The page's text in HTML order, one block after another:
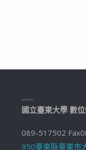
國立臺東大學 數
089-517502
950臺東縣臺東市